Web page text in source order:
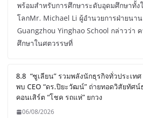
พร้อมสำหรับการศึกษาระดับอุดมศึกษาทั้ง
โลกMr. Michael Li ผู้อำนวยการฝ่ายนา
Guangzhou Yinghao School กล่าวว่า
ศึกษาในศตวรรษที่
8.8 “ซูเลียน” รวมพลังนักธุรกิจทั่วประเท
พบ CEO “ดร.ปิยะวัฒน์” ถ่ายทอดวิสัยทัศ
คอนเสิร์ต “โชค รถแห่” ยกวง
06/08/2026